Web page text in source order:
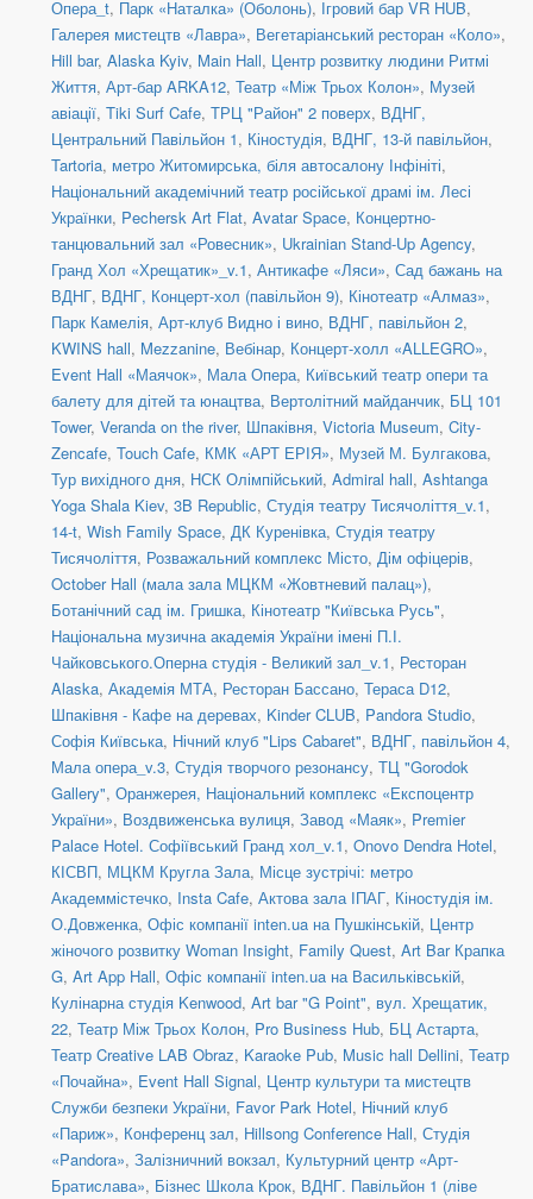
Опера_t, Парк «Наталка» (Оболонь), Ігровий бар VR HUB,
Галерея мистецтв «Лавра», Вегетаріанський ресторан «Коло»,
Hill bar, Alaska Kyiv, Main Hall, Центр розвитку людини Ритмі
Життя, Арт-бар ARKA12, Театр «Між Трьох Колон», Музей
авіації, Tiki Surf Cafe, ТРЦ "Район" 2 поверх, ВДНГ,
Центральний Павільйон 1, Кіностудія, ВДНГ, 13-й павільйон,
Tartoria, метро Житомирська, біля автосалону Інфініті,
Національний академічний театр російської драмі ім. Лесі
Українки, Pechersk Art Flat, Avatar Space, Концертно-
танцювальний зал «Ровесник», Ukrainian Stand-Up Agency,
Гранд Хол «Хрещатик»_v.1, Антикафе «Ляси», Сад бажань на
ВДНГ, ВДНГ, Концерт-хол (павільйон 9), Кінотеатр «Алмаз»,
Парк Камелія, Арт-клуб Видно і вино, ВДНГ, павільйон 2,
KWINS hall, Mezzanine, Вебінар, Концерт-холл «ALLEGRO»,
Event Hall «Маячок», Мала Опера, Київський театр опери та
балету для дітей та юнацтва, Вертолітний майданчик, БЦ 101
Tower, Veranda on the river, Шпаківня, Victoria Museum, City-
Zencafe, Touch Cafe, КМК «АРТ ЕРІЯ», Музей М. Булгакова,
Тур вихідного дня, НСК Олімпійський, Admiral hall, Ashtanga
Yoga Shala Kiev, 3B Republic, Студія театру Тисячоліття_v.1,
14-t, Wish Family Space, ДК Куренівка, Студія театру
Тисячоліття, Розважальний комплекс Місто, Дім офіцерів,
October Hall (мала зала МЦКМ «Жовтневий палац»),
Ботанічний сад ім. Гришка, Кінотеатр "Київська Русь",
Національна музична академія України імені П.І.
Чайковського.Оперна студія - Великий зал_v.1, Ресторан
Alaska, Академія МТА, Ресторан Бассано, Тераса D12,
Шпаківня - Кафе на деревах, Kinder CLUB, Pandora Studio,
Софія Київська, Нічний клуб "Lips Cabaret", ВДНГ, павільйон 4,
Мала опера_v.3, Студія творчого резонансу, ТЦ "Gorodok
Gallery", Оранжерея, Національний комплекс «Експоцентр
України», Воздвиженська вулиця, Завод «Маяк», Premier
Palace Hotel. Софіївський Гранд хол_v.1, Onovo Dendra Hotel,
КІСВП, МЦКМ Кругла Зала, Місце зустрічі: метро
Академмістечко, Insta Cafe, Актова зала ІПАГ, Кіностудія ім.
О.Довженка, Офіс компанії inten.ua на Пушкінській, Центр
жіночого розвитку Woman Insight, Family Quest, Art Bar Крапка
G, Art App Hall, Офіс компанії inten.ua на Васильківській,
Кулінарна студія Kenwood, Art bar "G Point", вул. Хрещатик,
22, Театр Між Трьох Колон, Pro Business Hub, БЦ Астарта,
Театр Creative LAB Obraz, Karaoke Pub, Music hall Dellini, Театр
«Почайна», Event Hall Signal, Центр культури та мистецтв
Служби безпеки України, Favor Park Hotel, Нічний клуб
«Париж», Конференц зал, Hillsong Conference Hall, Студія
«Pandora», Залізничний вокзал, Культурний центр «Арт-
Братислава», Бізнес Школа Крок, ВДНГ. Павільйон 1 (ліве